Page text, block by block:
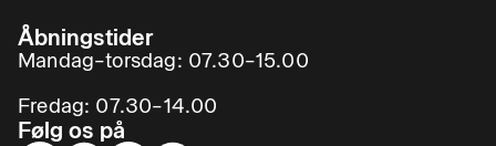
Åbningstider
Mandag–torsdag: 07.30–15.00
Fredag: 07.30–14.00
Følg os på